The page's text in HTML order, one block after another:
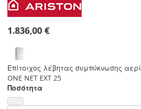
1.836,00 €
Επίτοιχος λέβητας συμπύκνωσης
ONE NET EXT 25
Ποσότητα